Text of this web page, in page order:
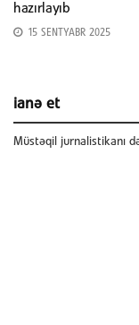
hazırlayıb
15 SENTYABR 2025
ianə et
Müstəqil jurnalistikanı